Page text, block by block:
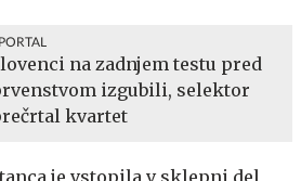
na zadnjem testu pred
izgubili, selektor
kvartet
je vstopila v sklepni del